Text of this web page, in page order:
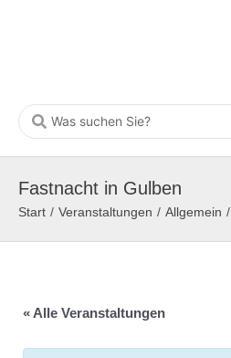
Fastnacht in Gulben
Start / Veranstaltungen / Allgemein /
« Alle Veranstaltungen